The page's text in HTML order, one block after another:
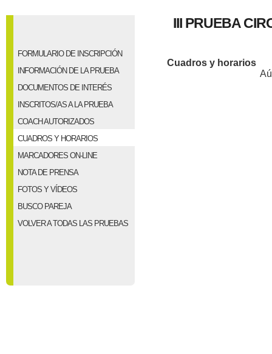
FORMULARIO DE INSCRIPCIÓN
INFORMACIÓN DE LA PRUEBA
DOCUMENTOS DE INTERÉS
INSCRITOS/AS A LA PRUEBA
COACH AUTORIZADOS
CUADROS Y HORARIOS
MARCADORES ON-LINE
NOTA DE PRENSA
FOTOS Y VÍDEOS
BUSCO PAREJA
VOLVER A TODAS LAS PRUEBAS
III PRUEBA
Cuadros y horarios